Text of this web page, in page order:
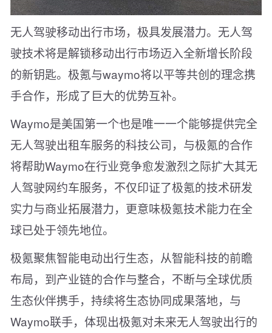
无人驾驶移动出行市场，极具发展潜力。无人驾
驶技术将是解锁移动出行市场迈入全新增长阶段
的新钥匙。极氪与waymo将以平等共创的理念携
手合作，形成了巨大的优势互补。
Waymo是美国第一个也是唯一一个能够提供完全
无人驾驶出租车服务的科技公司，与极氪的合作
将帮助Waymo在行业竞争愈发激烈之际扩大其无
人驾驶网约车服务，不仅印证了极氪的技术研发
实力与商业拓展潜力，更意味极氪技术能力在全
球已处于领先地位。
极氪聚焦智能电动出行生态，从智能科技的前瞻
布局，到产业链的合作与整合，不断与全球优质
生态伙伴携手，持续将生态协同成果落地，与
Waymo联手，体现出极氪对未来无人驾驶出行的